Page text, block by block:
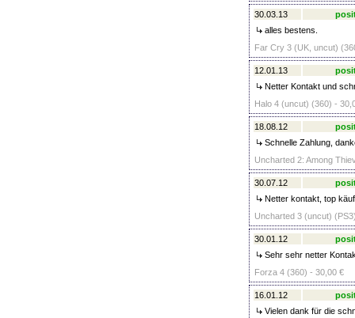
30.03.13
alles bestens.
Far Cry 3 (UK, uncut)
12.01.13
Netter Kontakt und
Halo 4 (uncut) (360) -
18.08.12
Schnelle Zahlung,
Uncharted 2: Among
30.07.12
Netter kontakt, top
Uncharted 3 (uncut)
30.01.12
Sehr sehr netter
Forza 4 (360) - 30,00 €
16.01.12
Vielen dank für die